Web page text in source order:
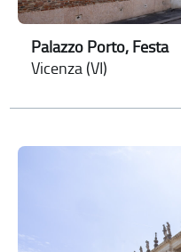
Palazzo Porto, Festa
Vicenza (VI)